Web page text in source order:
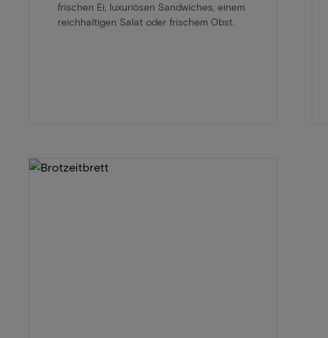
frischen Ei, luxuriösen Sandwiches, einem
reichhaltigen Salat oder frischem Obst.